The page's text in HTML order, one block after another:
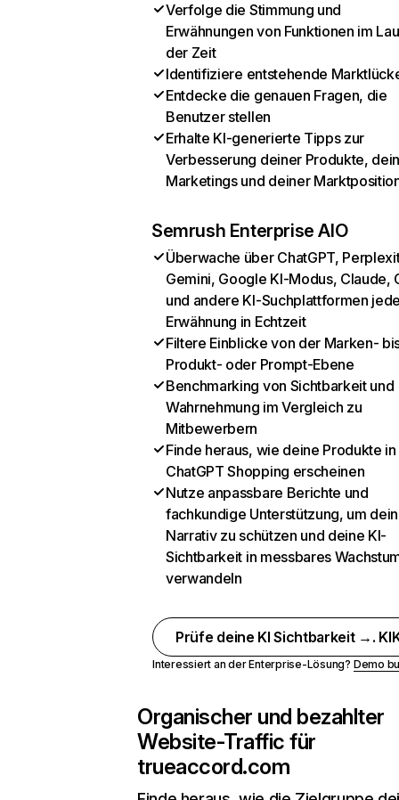
Verfolge die Stimmung und
Erwähnungen von Funktionen im
der Zeit
Identifiziere entstehende
Entdecke die genauen Fragen, die
Benutzer stellen
Erhalte KI-generierte Tipps zur
Verbesserung deiner Produkte,
Marketings und deiner
Semrush Enterprise AIO
Überwache über ChatGPT,
Gemini, Google KI-Modus, Claude,
und andere KI-Suchplattformen
Erwähnung in Echtzeit
Filtere Einblicke von der Marken-
Produkt- oder Prompt-Ebene
Benchmarking von Sichtbarkeit und
Wahrnehmung im Vergleich zu
Mitbewerbern
Finde heraus, wie deine Produkte in
ChatGPT Shopping erscheinen
Nutze anpassbare Berichte und
fachkundige Unterstützung, um dein
Narrativ zu schützen und deine KI-
Sichtbarkeit in messbares
verwandeln
Prüfe deine KI Sichtbarkeit →.
Interessiert an der Enterprise-Lösung? Demo
Organischer und bezahlter
Website-Traffic für
trueaccord.com